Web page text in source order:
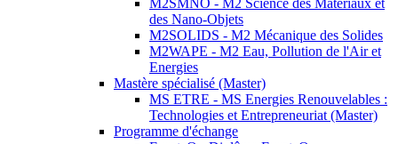
M2SMNO - M2 Science des Matériaux et
des Nano-Objets
M2SOLIDS - M2 Mécanique des Solides
M2WAPE - M2 Eau, Pollution de l'Air et
Energies
Mastère spécialisé (Master)
MS ETRE - MS Energies Renouvelables :
Technologies et Entrepreneuriat (Master)
Programme d'échange